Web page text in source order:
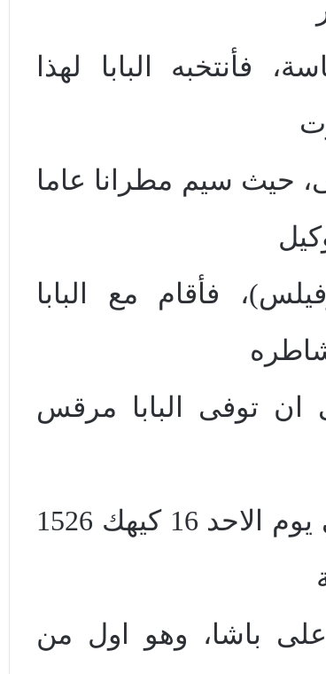
فأنتخبه البابا لهذا
حيث سيم مطرانا عاما
فأقام مع البابا
ان توفى البابا مرقس
بطريركا، وقد تمت رسامته في يوم الاحد 16 كيهك 1526
باشا، وهو اول من